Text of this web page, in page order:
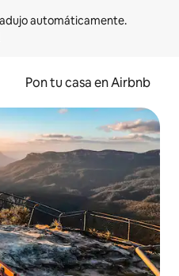
Pon tu casa en Airbnb